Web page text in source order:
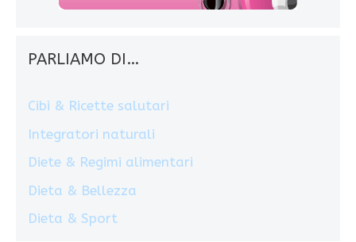
PARLIAMO DI…
Cibi & Ricette salutari
Integratori naturali
Diete & Regimi alimentari
Dieta & Bellezza
Dieta & Sport